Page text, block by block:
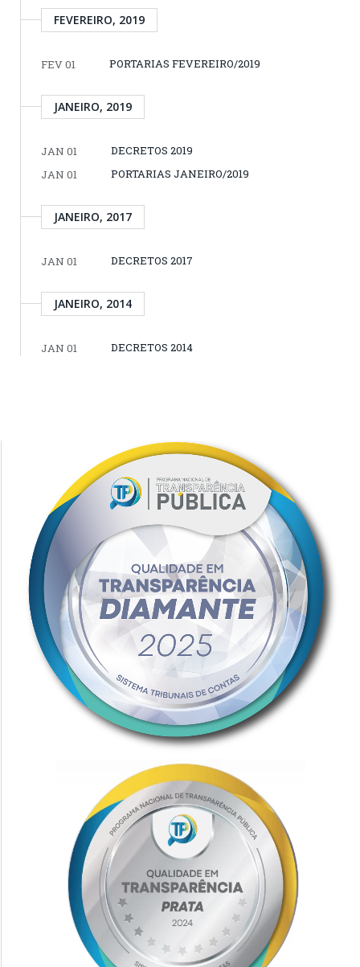
FEVEREIRO, 2019
FEV 01 PORTARIAS FEVEREIRO/2019
JANEIRO, 2019
JAN 01
DECRETOS 2019
JAN 01
PORTARIAS JANEIRO/2019
JANEIRO, 2017
JAN 01 DECRETOS 2017
JANEIRO, 2014
JAN 01 DECRETOS 2014